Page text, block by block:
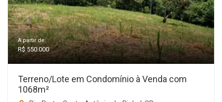
A partir de:
R$ 550.000
Terreno/Lote em Condomínio à Venda com
1068m²